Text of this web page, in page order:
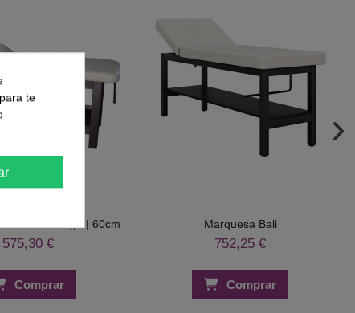
Estrado Wengé | 60cm
575,30 €
Comprar
Marquesa Bali
752,25 €
Comprar
te